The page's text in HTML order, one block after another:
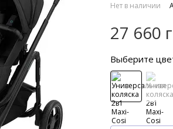
Нет в наличии
27 660
Выберите